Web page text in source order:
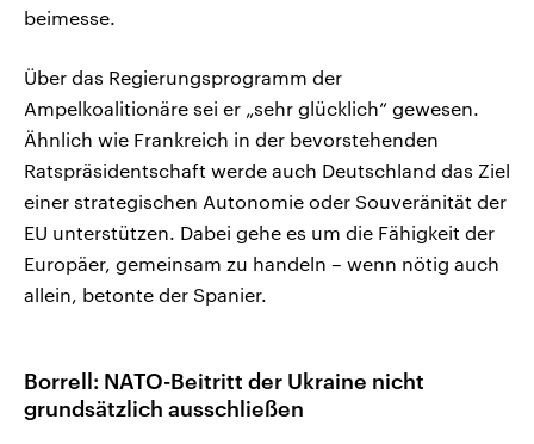
beimesse.
Über das Regierungsprogramm der
Ampelkoalitionäre sei er „sehr glücklich“ gewesen.
Ähnlich wie Frankreich in der bevorstehenden
Ratspräsidentschaft werde auch Deutschland das Ziel
einer strategischen Autonomie oder Souveränität der
EU unterstützen. Dabei gehe es um die Fähigkeit der
Europäer, gemeinsam zu handeln – wenn nötig auch
allein, betonte der Spanier.
Borrell: NATO-Beitritt der Ukraine nicht
grundsätzlich ausschließen